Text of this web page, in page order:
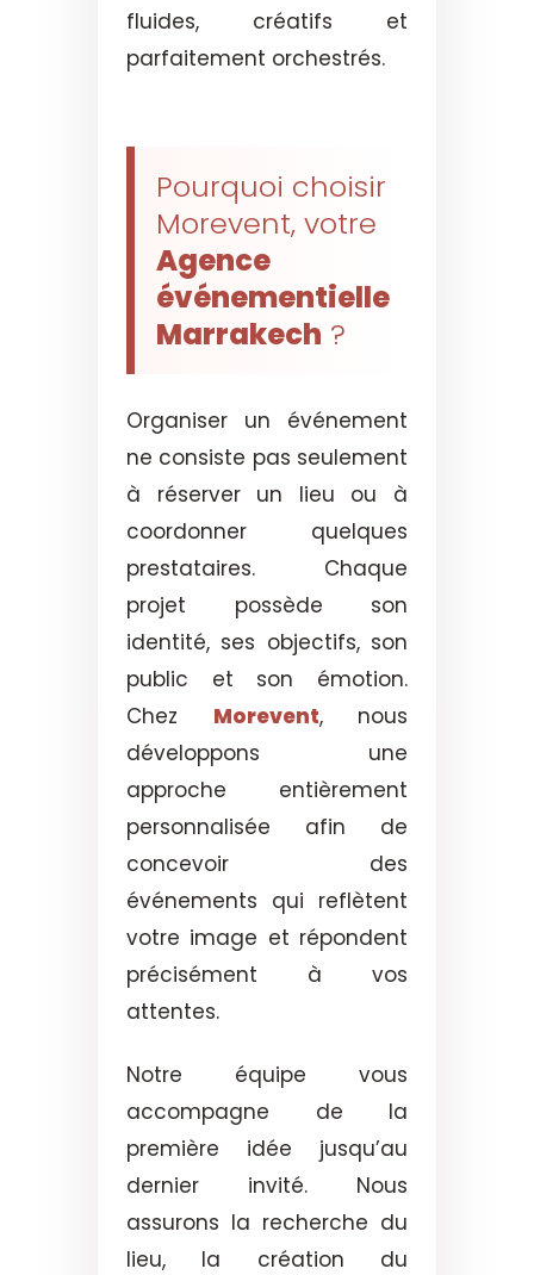
fluides, créatifs et
parfaitement orchestrés.
Pourquoi choisir
Morevent, votre
Agence
événementielle
Marrakech ?
Organiser un événement
ne consiste pas seulement
à réserver un lieu ou à
coordonner quelques
prestataires. Chaque
projet possède son
identité, ses objectifs, son
public et son émotion.
Chez Morevent, nous
développons une
approche entièrement
personnalisée afin de
concevoir des
événements qui reflètent
votre image et répondent
précisément à vos
attentes.
Notre équipe vous
accompagne de la
première idée jusqu’au
dernier invité. Nous
assurons la recherche du
lieu, la création du